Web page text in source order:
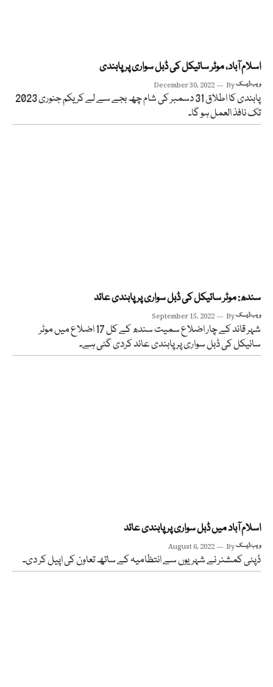
اسلام آباد، موٹر سائیکل کی ڈبل سواری پر پابندی
December 30, 2022 Byویب ڈیسک
پابندی کا اطلاق 31 دسمبر کی شام چھ بجے سے لے کر یکم جنوری 2023
تک نافذ العمل ہو گا۔
سندھ: موٹر سائیکل کی ڈبل سواری پر پابندی عائد
September 15, 2022 Byویب ڈیسک
شہر قائد کے چار اضلاع سمیت سندھ کے کل 17 اضلاع میں موٹر
سائیکل کی ڈبل سواری پر پابندی عائد کردی گئی ہے۔
اسلام آباد میں ڈبل سواری پر پابندی عائد
August 6, 2022 Byویب ڈیسک
ڈپٹی کمشنر نے شہریوں سے انتظامیہ کے ساتھ تعاون کی اپیل کر دی۔